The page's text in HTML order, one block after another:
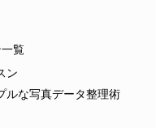
覧
ン
ルな写真データ整理術